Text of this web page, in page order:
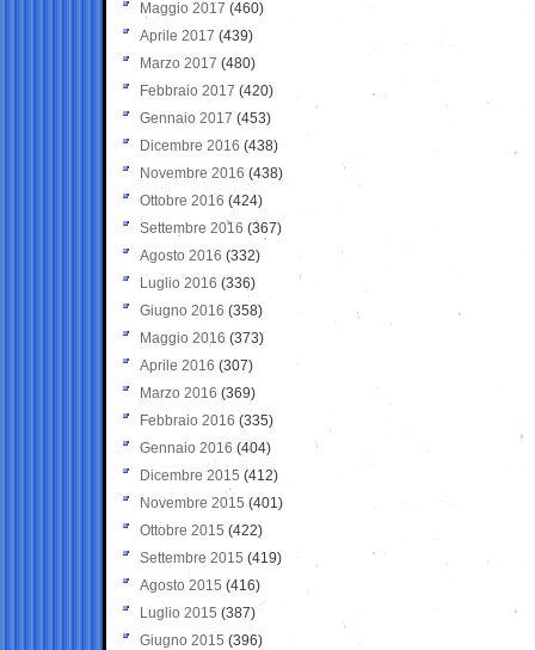
Maggio 2017 (460)
Aprile 2017 (439)
Marzo 2017 (480)
Febbraio 2017 (420)
Gennaio 2017 (453)
Dicembre 2016 (438)
Novembre 2016 (438)
Ottobre 2016 (424)
Settembre 2016 (367)
Agosto 2016 (332)
Luglio 2016 (336)
Giugno 2016 (358)
Maggio 2016 (373)
Aprile 2016 (307)
Marzo 2016 (369)
Febbraio 2016 (335)
Gennaio 2016 (404)
Dicembre 2015 (412)
Novembre 2015 (401)
Ottobre 2015 (422)
Settembre 2015 (419)
Agosto 2015 (416)
Luglio 2015 (387)
Giugno 2015 (396)